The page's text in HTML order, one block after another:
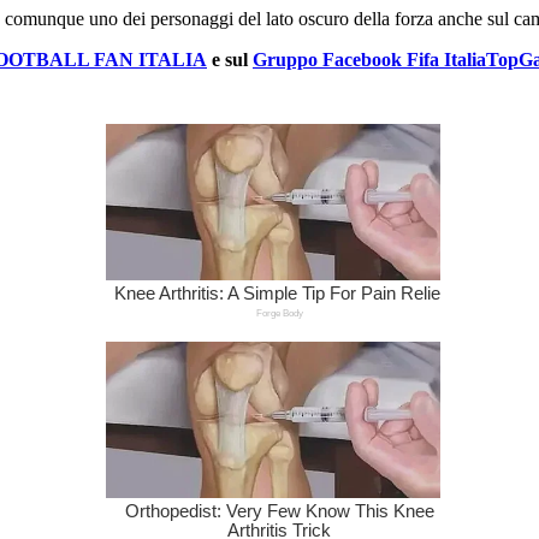
uno dei personaggi del lato oscuro della forza anche sul
FAN ITALIA e sul Gruppo Facebook Fifa